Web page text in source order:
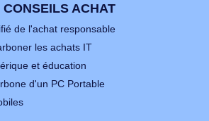
ACHAT
de l'achat responsable
les achats IT
et éducation
d'un PC Portable